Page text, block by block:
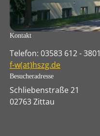
Kontakt
Telefon: 03583 612 - 3801
f-w(at)hszg.de
Besucheradresse
Schliebenstraße 21
02763 Zittau